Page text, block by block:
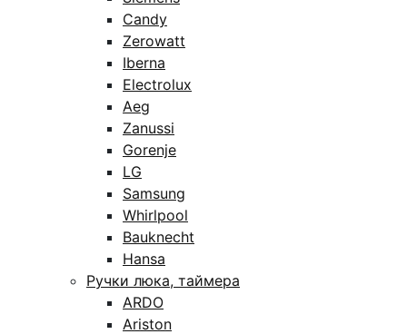
Candy
Zerowatt
Iberna
Electrolux
Aeg
Zanussi
Gorenje
LG
Samsung
Whirlpool
Bauknecht
Hansa
Ручки люка, таймера
ARDO
Ariston